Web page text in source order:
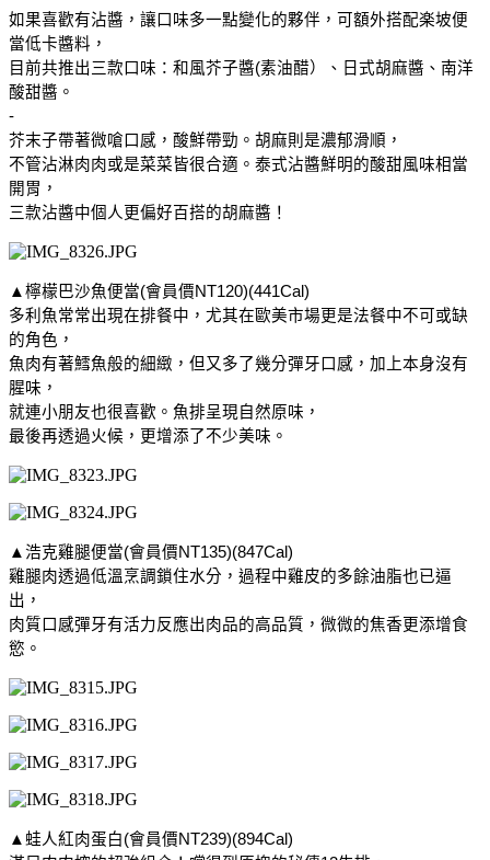
如果喜歡有沾醬，讓口味多一點變化的夥伴，可額外搭配楽坡便
當低卡醬料，
目前共推出三款口味：和風芥子醬(素油醋）、日式胡麻醬、南洋
酸甜醬。
-
芥末子帶著微嗆口感，酸鮮帶勁。胡麻則是濃郁滑順，
不管沾淋肉肉或是菜菜皆很合適。泰式沾醬鮮明的酸甜風味相當
開胃，
三款沾醬中個人更偏好百搭的胡麻醬！
▲檸檬巴沙魚便當(會員價NT120)(441Cal)
多利魚常常出現在排餐中，尤其在歐美市場更是法餐中不可或缺
的角色，
魚肉有著鱈魚般的細緻，但又多了幾分彈牙口感，加上本身沒有
腥味，
就連小朋友也很喜歡。魚排呈現自然原味，
最後再透過火候，更增添了不少美味。
▲浩克雞腿便當(會員價NT135)(847Cal)
雞腿肉透過低溫烹調鎖住水分，過程中雞皮的多餘油脂也已逼
出，
肉質口感彈牙有活力反應出肉品的高品質，微微的焦香更添增食
慾。
▲蛙人紅肉蛋白(會員價NT239)(894Cal)